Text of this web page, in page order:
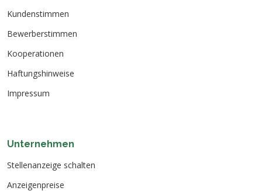
Kundenstimmen
Bewerberstimmen
Kooperationen
Haftungshinweise
Impressum
Unternehmen
Stellenanzeige schalten
Anzeigenpreise